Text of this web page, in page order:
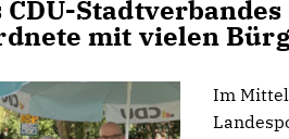
mit vielen
Im